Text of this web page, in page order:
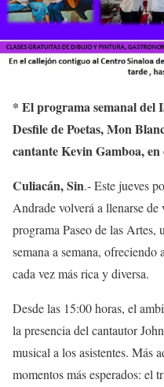
* El programa semanal del
Desfile de Poetas, Mon
cantante Kevin Gamboa,
Culiacán, Sin.- Este jueves
Andrade volverá a llenarse
programa Paseo de las Artes,
semana a semana,
cada vez más rica y diversa.
Desde las 15:00 horas, el
la presencia del cantautor
musical a los asistentes. Más
momentos más esperados: el